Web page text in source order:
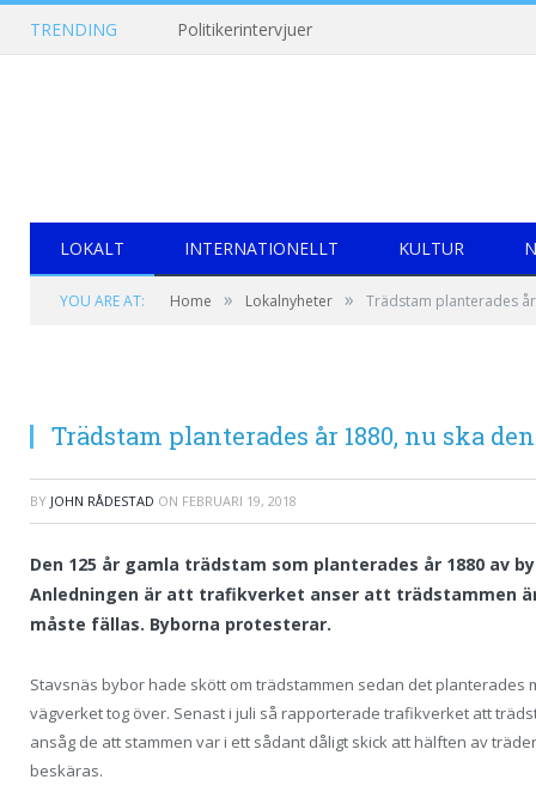
TRENDING Politikerintervjuer
LOKALT INTERNATIONELLT KULTUR
YOU ARE AT: Home » Lokalnyheter » Trädstam planterades
Trädstam planterades år 1880, nu ska
BY JOHN RÅDESTAD ON FEBRUARI 19, 2018
Den 125 år gamla trädstam som planterades år 1880 av
Anledningen är att trafikverket anser att trädstammen
måste fällas. Byborna protesterar.
Stavsnäs bybor hade skött om trädstammen sedan det planterades
vägverket tog över. Senast i juli så rapporterade trafikverket att
ansåg de att stammen var i ett sådant dåligt skick att hälften av
beskäras.